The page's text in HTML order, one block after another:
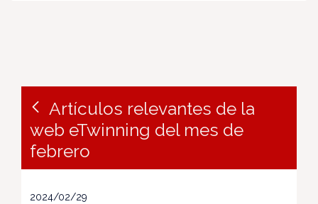
Artículos relevantes de la
web eTwinning del mes de
febrero
2024/02/29